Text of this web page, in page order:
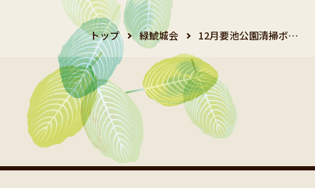
トップ 緑鯱城会 12月要池公園清掃ボ…